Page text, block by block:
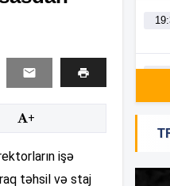
+
işə
təhsil və staj